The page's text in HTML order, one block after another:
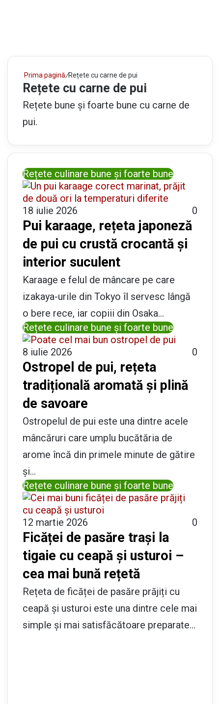
Prima pagină/Rețete cu carne de pui
Rețete cu carne de pui
Rețete bune și foarte bune cu carne de
pui.
Rețete culinare bune și foarte bune
18 iulie 2026 0
Pui karaage, rețeta japoneză
de pui cu crustă crocantă și
interior suculent
Karaage e felul de mâncare pe care
izakaya-urile din Tokyo îl servesc lângă
o bere rece, iar copiii din Osaka…
Rețete culinare bune și foarte bune
8 iulie 2026 0
Ostropel de pui, rețeta
tradițională aromată și plină
de savoare
Ostropelul de pui este una dintre acele
mâncăruri care umplu bucătăria de
arome încă din primele minute de gătire
și…
Rețete culinare bune și foarte bune
12 martie 2026 0
Ficăței de pasăre trași la
tigaie cu ceapă și usturoi –
cea mai bună rețetă
Rețeta de ficăței de pasăre prăjiți cu
ceapă și usturoi este una dintre cele mai
simple și mai satisfăcătoare preparate…